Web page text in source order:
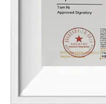
corrosión,
resistencia a
Prestaciones
Al elegir